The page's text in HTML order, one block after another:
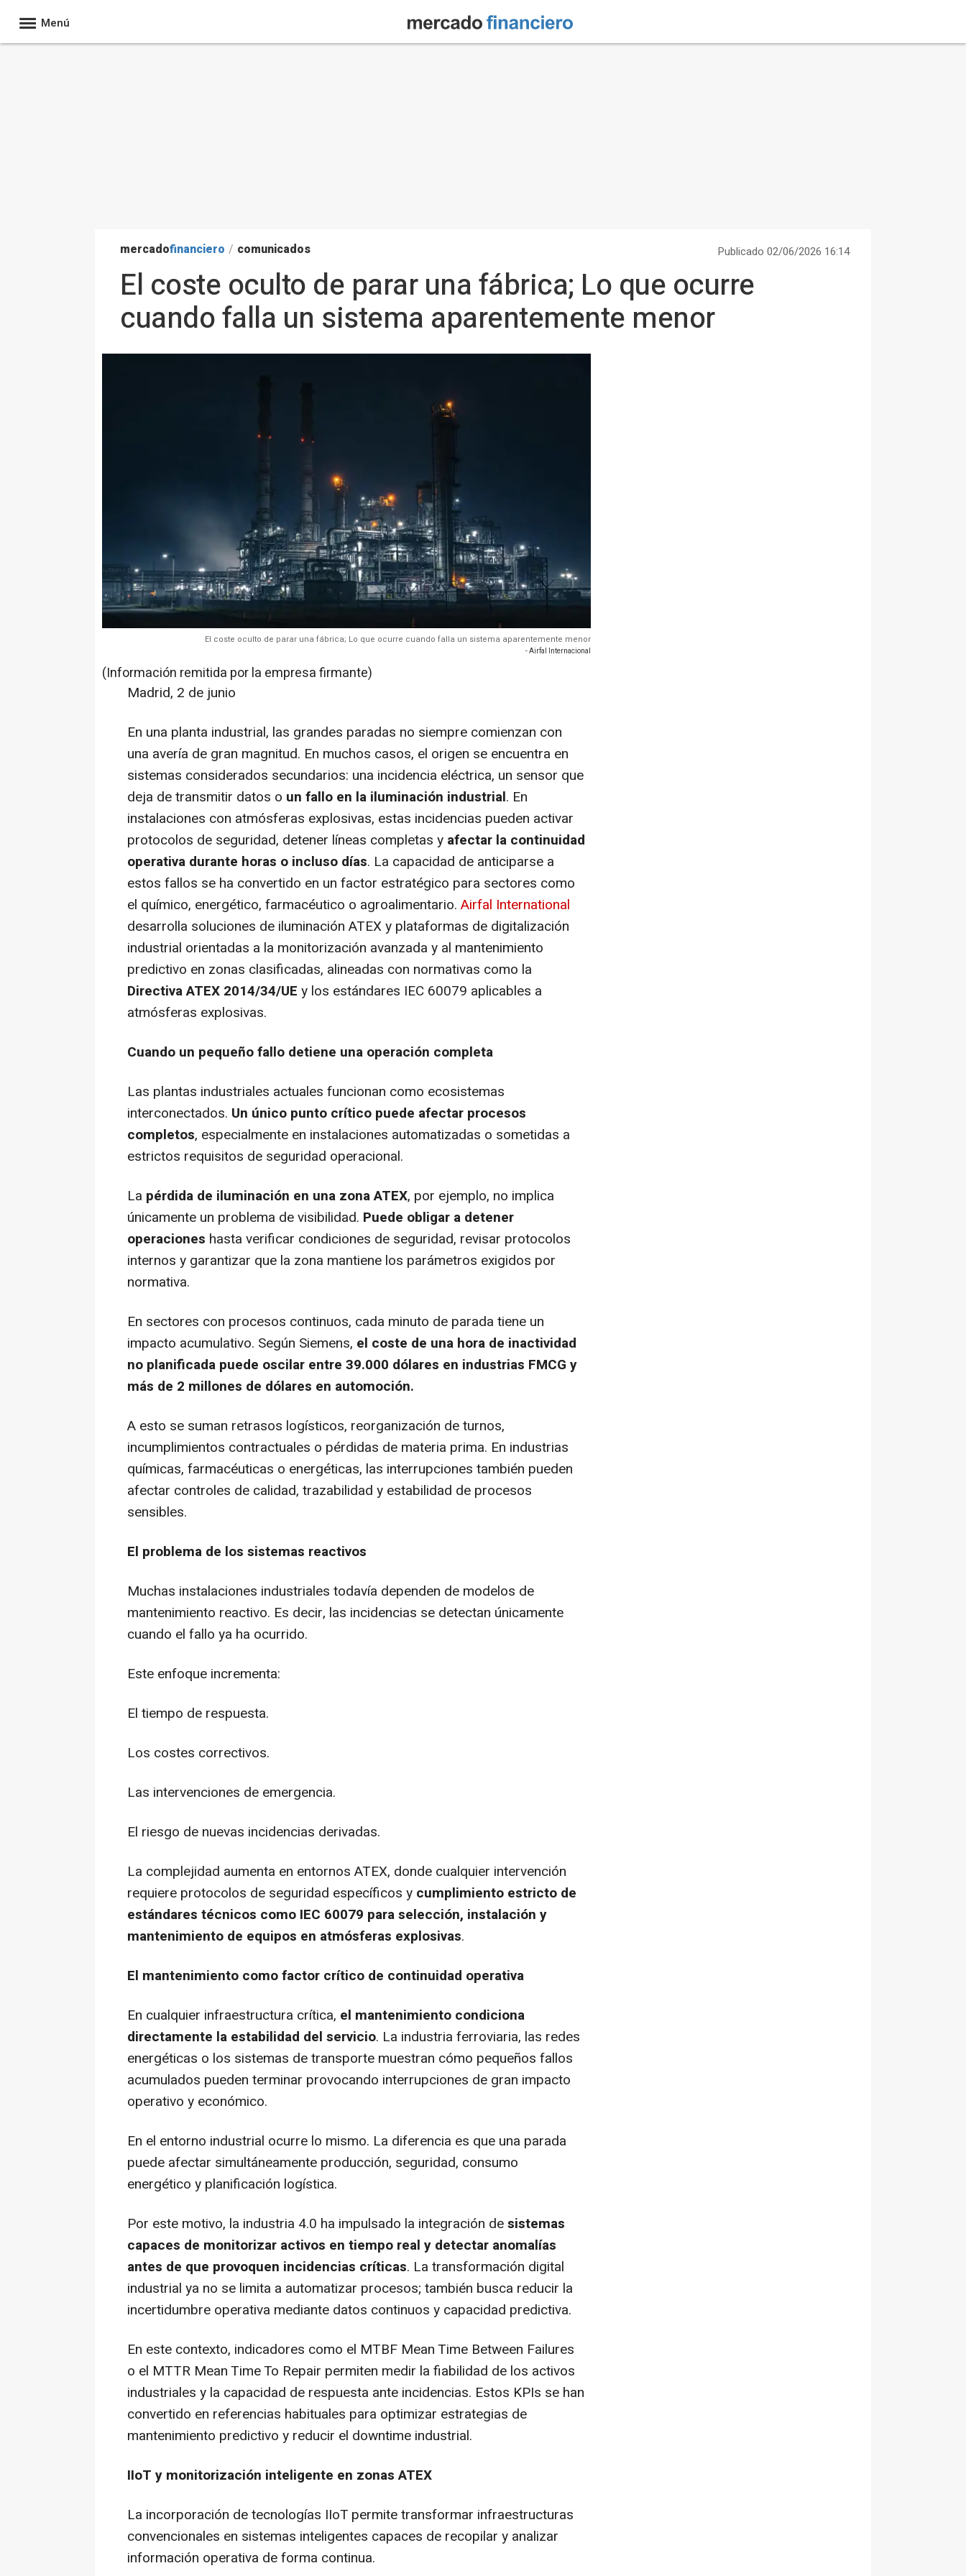
Menú
mercadofinanciero / comunicados Publicado 02/06/2026 16:14
El coste oculto de parar una fábrica; Lo que ocurre
cuando falla un sistema aparentemente menor
El coste oculto de parar una fábrica; Lo que ocurre cuando falla un sistema aparentemente menor
- Airfal Internacional
(Información remitida por la empresa firmante)
Madrid, 2 de junio
En una planta industrial, las grandes paradas no siempre comienzan con
una avería de gran magnitud. En muchos casos, el origen se encuentra en
sistemas considerados secundarios: una incidencia eléctrica, un sensor que
deja de transmitir datos o un fallo en la iluminación industrial. En
instalaciones con atmósferas explosivas, estas incidencias pueden activar
protocolos de seguridad, detener líneas completas y afectar la continuidad
operativa durante horas o incluso días. La capacidad de anticiparse a
estos fallos se ha convertido en un factor estratégico para sectores como
el químico, energético, farmacéutico o agroalimentario. Airfal International
desarrolla soluciones de iluminación ATEX y plataformas de digitalización
industrial orientadas a la monitorización avanzada y al mantenimiento
predictivo en zonas clasificadas, alineadas con normativas como la
Directiva ATEX 2014/34/UE y los estándares IEC 60079 aplicables a
atmósferas explosivas.
Cuando un pequeño fallo detiene una operación completa
Las plantas industriales actuales funcionan como ecosistemas
interconectados. Un único punto crítico puede afectar procesos
completos, especialmente en instalaciones automatizadas o sometidas a
estrictos requisitos de seguridad operacional.
La pérdida de iluminación en una zona ATEX, por ejemplo, no implica
únicamente un problema de visibilidad. Puede obligar a detener
operaciones hasta verificar condiciones de seguridad, revisar protocolos
internos y garantizar que la zona mantiene los parámetros exigidos por
normativa.
En sectores con procesos continuos, cada minuto de parada tiene un
impacto acumulativo. Según Siemens, el coste de una hora de inactividad
no planificada puede oscilar entre 39.000 dólares en industrias FMCG y
más de 2 millones de dólares en automoción.
A esto se suman retrasos logísticos, reorganización de turnos,
incumplimientos contractuales o pérdidas de materia prima. En industrias
químicas, farmacéuticas o energéticas, las interrupciones también pueden
afectar controles de calidad, trazabilidad y estabilidad de procesos
sensibles.
El problema de los sistemas reactivos
Muchas instalaciones industriales todavía dependen de modelos de
mantenimiento reactivo. Es decir, las incidencias se detectan únicamente
cuando el fallo ya ha ocurrido.
Este enfoque incrementa:
El tiempo de respuesta.
Los costes correctivos.
Las intervenciones de emergencia.
El riesgo de nuevas incidencias derivadas.
La complejidad aumenta en entornos ATEX, donde cualquier intervención
requiere protocolos de seguridad específicos y cumplimiento estricto de
estándares técnicos como IEC 60079 para selección, instalación y
mantenimiento de equipos en atmósferas explosivas.
El mantenimiento como factor crítico de continuidad operativa
En cualquier infraestructura crítica, el mantenimiento condiciona
directamente la estabilidad del servicio. La industria ferroviaria, las redes
energéticas o los sistemas de transporte muestran cómo pequeños fallos
acumulados pueden terminar provocando interrupciones de gran impacto
operativo y económico.
En el entorno industrial ocurre lo mismo. La diferencia es que una parada
puede afectar simultáneamente producción, seguridad, consumo
energético y planificación logística.
Por este motivo, la industria 4.0 ha impulsado la integración desistemas
capaces de monitorizar activos en tiempo real y detectar anomalías
antes de que provoquen incidencias críticas. La transformación digital
industrial ya no se limita a automatizar procesos; también busca reducir la
incertidumbre operativa mediante datos continuos y capacidad predictiva.
En este contexto, indicadores como el MTBF Mean Time Between Failures
o el MTTR Mean Time To Repair permiten medir la fiabilidad de los activos
industriales y la capacidad de respuesta ante incidencias. Estos KPIs se han
convertido en referencias habituales para optimizar estrategias de
mantenimiento predictivo y reducir el downtime industrial.
IIoT y monitorización inteligente en zonas ATEX
La incorporación de tecnologías IIoT permite transformar infraestructuras
convencionales en sistemas inteligentes capaces de recopilar y analizar
información operativa de forma continua.